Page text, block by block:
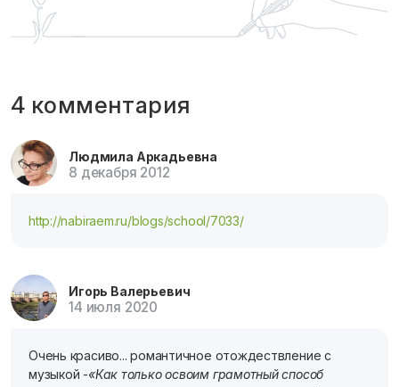
4 комментария
Людмила Аркадьевна
8 декабря 2012
http://nabiraem.ru/blogs/school/7033/
Игорь Валерьевич
14 июля 2020
Очень красиво... романтичное отождествление с
музыкой -«Как только освоим грамотный способ